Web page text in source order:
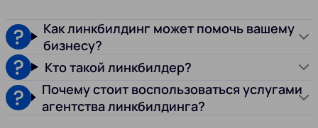
Как линкбилдинг может помочь вашему
бизнесу?
Кто такой линкбилдер?
Почему стоит воспользоваться услугами
агентства линкбилдинга?